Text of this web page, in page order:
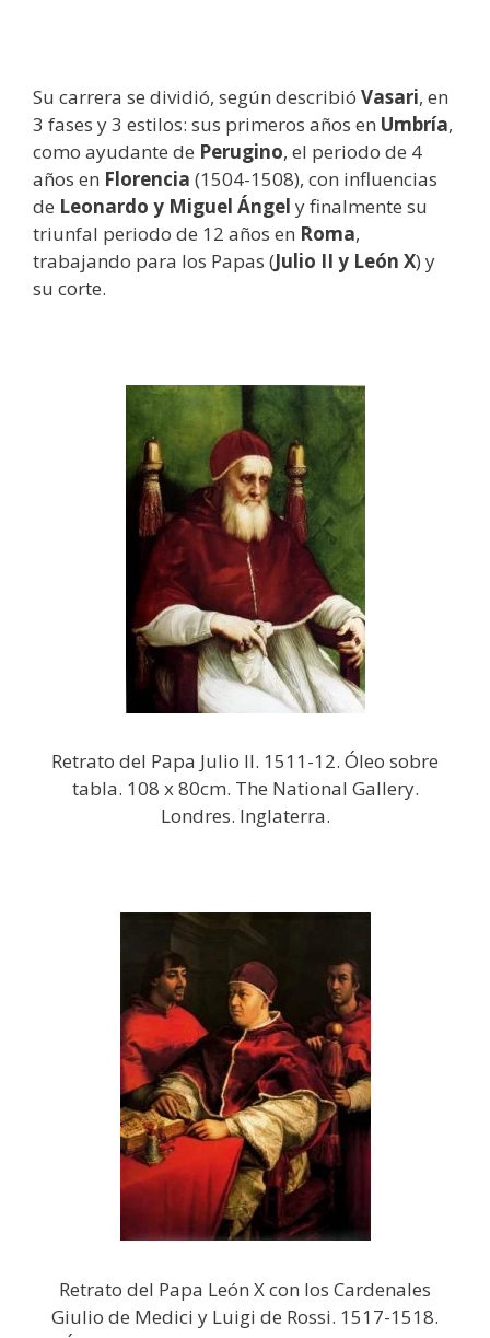
Su carrera se dividió, según describió Vasari, en
3 fases y 3 estilos: sus primeros años en Umbría,
como ayudante de Perugino, el periodo de 4
años en Florencia (1504-1508), con influencias
de Leonardo y Miguel Ángel y finalmente su
triunfal periodo de 12 años en Roma,
trabajando para los Papas (Julio II y León X) y
su corte.
Retrato del Papa Julio II. 1511-12. Óleo sobre
tabla. 108 x 80cm. The National Gallery.
Londres. Inglaterra.
Retrato del Papa León X con los Cardenales
Giulio de Medici y Luigi de Rossi. 1517-1518.